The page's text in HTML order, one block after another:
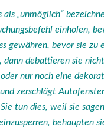
„unmög­lich“
ein­ho­len,
gewäh­ren, bevor sie
dann debat­tie­ren sie
nur noch eine
zer­schlägt
tun dies, weil sie
behaup­ten